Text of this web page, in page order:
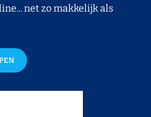
net zo makkelijk als